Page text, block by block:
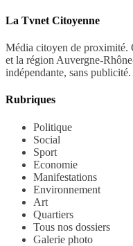
La Tvnet Citoyenne
Média citoyen de proximité.
et la région Auvergne-
indépendante, sans publicité.
Rubriques
Politique
Social
Sport
Economie
Manifestations
Environnement
Art
Quartiers
Tous nos dossiers
Galerie photo